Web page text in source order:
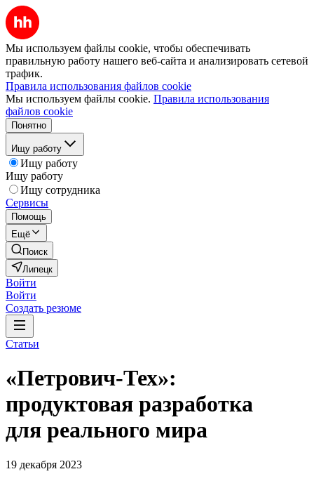
Мы используем файлы cookie, чтобы обеспечивать
правильную работу нашего веб-сайта и анализировать сетевой
трафик.
Правила использования файлов cookie
Мы используем файлы cookie. Правила использования
файлов cookie
Понятно
Ищу работу
Ищу работу
Ищу работу
Ищу сотрудника
Сервисы
Помощь
Ещё
Поиск
Липецк
Войти
Войти
Создать резюме
Статьи
«Петрович-Тех»:
продуктовая разработка
для реального мира
19 декабря 2023